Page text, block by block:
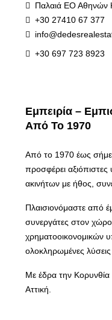
Παλαιά ΕΟ Αθηνών
+30 27410 67 377
+30 697 723 8923
Εμπειρία –
Από Το 1970
Από το 1970 έως
προσφέρει
ακινήτων με ήθος,
Πλαισιονόμαστε από
συνεργάτες στον
χρηματοοικονομικών
ολοκληρωμένες
Με έδρα την Κορυνθία
Αττική.